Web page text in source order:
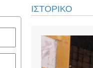
ΙΣΤΟΡΙΚΟ